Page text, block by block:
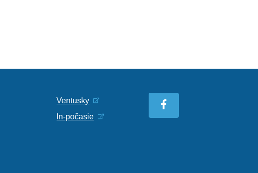
Ventusky
In-počasie